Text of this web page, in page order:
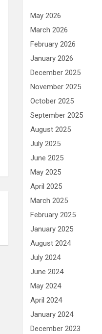
May 2026
March 2026
February 2026
January 2026
December 2025
November 2025
October 2025
September 2025
August 2025
July 2025
June 2025
May 2025
April 2025
March 2025
February 2025
January 2025
August 2024
July 2024
June 2024
May 2024
April 2024
January 2024
December 2023